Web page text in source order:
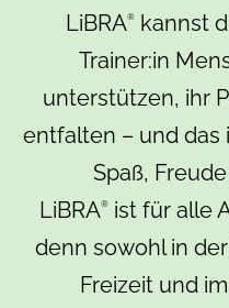
LiBRA® kannst
Trainer:in
unterstützen, ihr
entfalten – und das
Spaß,
LiBRA®ist für alle
denn sowohl in
Freizeit und